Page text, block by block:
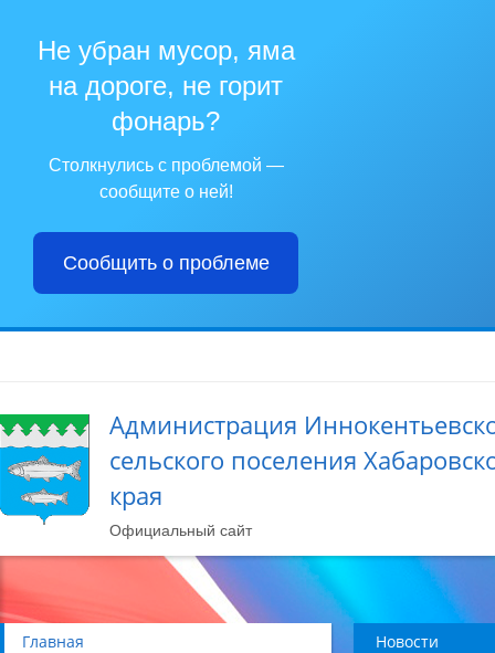
Не убран мусор, яма
на дороге, не горит
фонарь?
Столкнулись с проблемой —
сообщите о ней!
Сообщить о проблеме
Администрация
сельского поселения
края
Официальный сайт
Главная Новости